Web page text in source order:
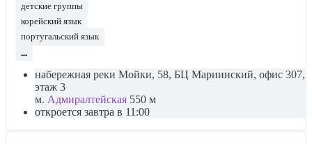
детские группы
корейский язык
португальский язык
набережная реки Мойки, 58, БЦ Мариинский, офис 307,
этаж 3
м. Адмиралтейская 550 м
откроется завтра в 11:00